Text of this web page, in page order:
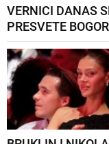
VERNICI DANAS
PRESVETE